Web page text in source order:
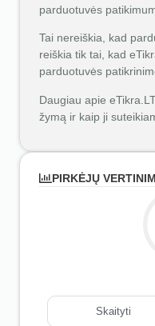
parduotuvės
Tai nereiškia, kad
reiškia tik tai, kad
parduotuvės
Daugiau apie
žymą ir kaip ji
PIRKĖJŲ
Skaityti